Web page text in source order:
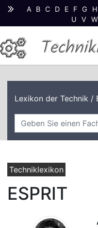
A B C D E F G H
U
V W
Lexikon der Technik /
Techniklexikon
ESPRIT